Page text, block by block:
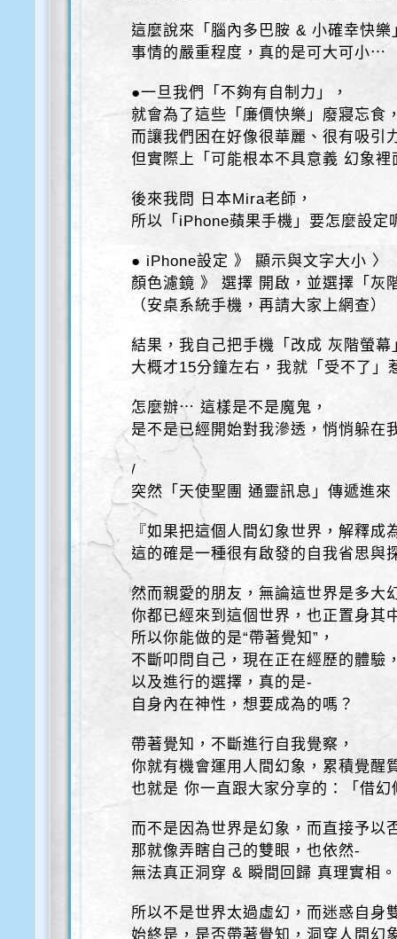
這麼說來「腦內多巴胺 & 小確幸快樂
事情的嚴重程度，真的是可大可小⋯
●一旦我們「不夠有自制力」，
就會為了這些「廉價快樂」廢寢忘食
而讓我們困在好像很華麗、很有吸引
但實際上「可能根本不具意義 幻象
後來我問 日本Mira老師，
所以「iPhone蘋果手機」要怎麼設定
● iPhone設定 》 顯示與文字大小 〉
顏色濾鏡 》 選擇 開啟，並選擇「灰
（安桌系統手機，再請大家上網查）
結果，我自己把手機「改成 灰階螢幕
大概才15分鐘左右，我就「受不了
怎麼辦⋯ 這樣是不是魔鬼，
是不是已經開始對我滲透，悄悄躲在
/
突然「天使聖團 通靈訊息」傳遞進來
『如果把這個人間幻象世界，解釋成
這的確是一種很有啟發的自我省思與
然而親愛的朋友，無論這世界是多大
你都已經來到這個世界，也正置身其
所以你能做的是“帶著覺知”，
不斷叩問自己，現在正在經歷的體驗
以及進行的選擇，真的是-
自身內在神性，想要成為的嗎？
帶著覺知，不斷進行自我覺察，
你就有機會運用人間幻象，累積覺醒
也就是 你一直跟大家分享的：「借幻
而不是因為世界是幻象，而直接予以
那就像弄瞎自己的雙眼，也依然-
無法真正洞穿 & 瞬間回歸 真理實相。
所以不是世界太過虛幻，而迷惑自身
始終是，是否帶著覺知，洞穿人間幻